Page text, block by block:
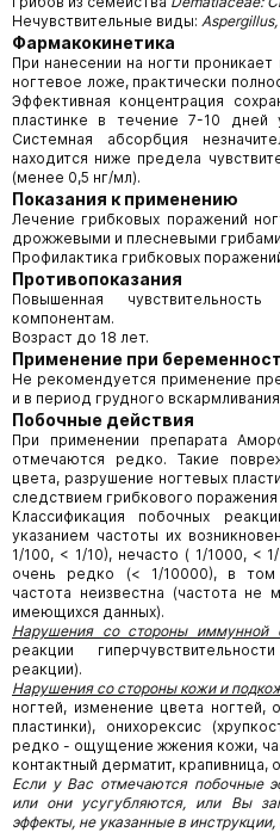
Нечувствительные виды:
Фармакокинетика
При нанесении на ногти
ногтевое ложе, практически
Эффективная концентрация
пластинке в течение 7-10 дней
Системная абсорбция
находится ниже предела
(менее 0,5 нг/мл).
Показания к применению
Лечение грибковых поражений
дрожжевыми и плесневыми
Профилактика грибковых
Противопоказания
Повышенная
компонентам.
Возраст до 18 лет.
Применение при
Не рекомендуется применение
и в период грудного
Побочные действия
При применении препарата
отмечаются редко. Такие
цвета, разрушение ногтевых
следствием грибкового поражения
Классификация побочных
указанием частоты их
1/100, < 1/10), нечасто ( 1/1000, <
очень редко (< 1/10000), в том
частота неизвестна (частота
имеющихся данных).
Нарушения со стороны иммунной
реакции
реакции).
Нарушения со стороны кожи и
ногтей, изменение цвета ногтей,
пластинки), онихорексис
редко - ощущение жжения кожи,
контактный дерматит, крапивница,
Если у Вас отмечаются побочные
или они усугубляются, или Вы
эффекты, не указанные в